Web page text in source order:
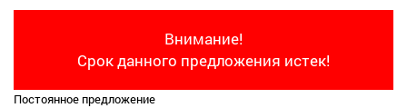
Внимание!
Срок данного предложения истек!
Постоянное предложение